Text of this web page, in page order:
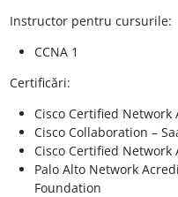
Instructor pentru cursurile:
CCNA 1
Certificări:
Cisco Certified Network
Cisco Collaboration –
Cisco Certified Network
Palo Alto Network
Foundation